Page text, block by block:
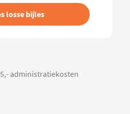
losse bijles
administratiekosten